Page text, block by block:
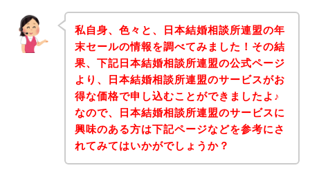
私自身、色々と、日本結婚相談所連盟の年
末セールの情報を調べてみました！その結
果、下記日本結婚相談所連盟の公式ページ
より、日本結婚相談所連盟のサービスがお
得な価格で申し込むことができましたよ♪
なので、日本結婚相談所連盟のサービスに
興味のある方は下記ページなどを参考にさ
れてみてはいかがでしょうか？